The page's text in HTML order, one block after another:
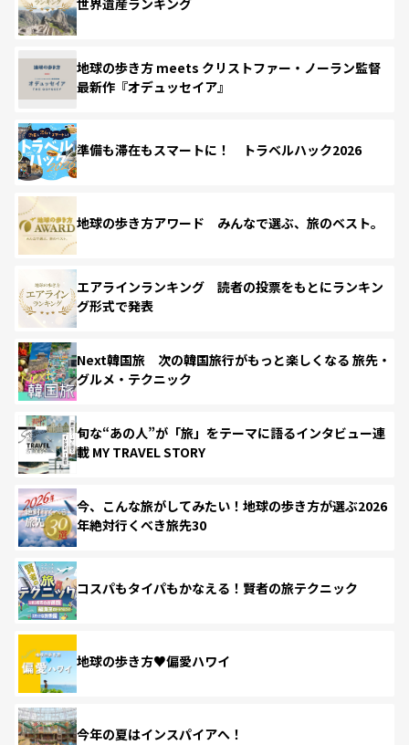
世界遺産ランキング
地球の歩き方 meets クリストファー・ノーラン監督
最新作『オデュッセイア』
準備も滞在もスマートに！ トラベルハック2026
地球の歩き方アワード みんなで選ぶ、旅のベスト。
エアラインランキング 読者の投票をもとにランキン
グ形式で発表
Next韓国旅 次の韓国旅行がもっと楽しくなる 旅先・
グルメ・テクニック
旬な“あの人”が「旅」をテーマに語るインタビュー連
載 MY TRAVEL STORY
今、こんな旅がしてみたい！地球の歩き方が選ぶ2026
年絶対行くべき旅先30
コスパもタイパもかなえる！賢者の旅テクニック
地球の歩き方♥偏愛ハワイ
今年の夏はインスパイアへ！